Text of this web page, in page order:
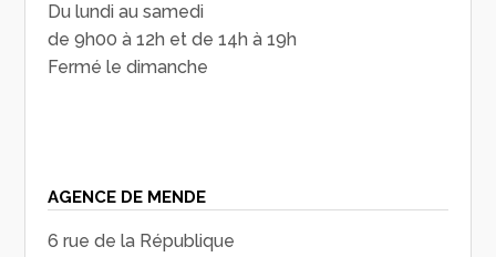
Du lundi au samedi
de 9h00 à 12h et de 14h à 19h
Fermé le dimanche
AGENCE DE MENDE
6 rue de la République